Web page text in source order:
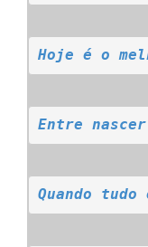
Hoje é o
Entre
Quando